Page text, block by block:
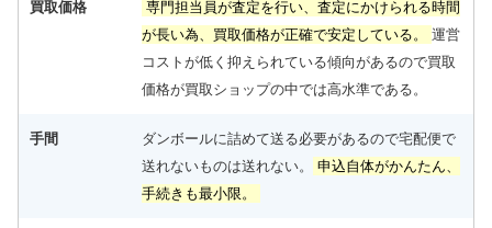
買取価格
専門担当員が査定を行い、査定にかけられる時間
が長い為、買取価格が正確で安定している。 運営
コストが低く抑えられている傾向があるので買取
価格が買取ショップの中では高水準である。
手間
ダンボールに詰めて送る必要があるので宅配便で
送れないものは送れない。
申込自体がかんたん、
手続きも最小限。